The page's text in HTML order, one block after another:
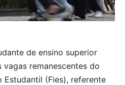
de ensino superior
remanescentes do
Estudantil (Fies), referente